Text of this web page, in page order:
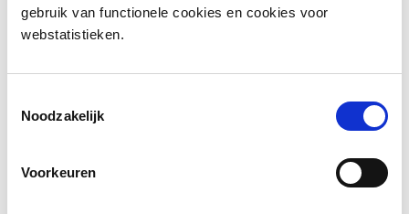
gebruik van functionele cookies en cookies voor
webstatistieken.
Noodzakelijk
Voorkeuren
Naar het lesmateriaal